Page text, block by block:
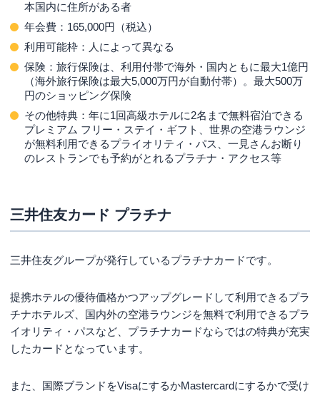
本国内に住所がある者
年会費：165,000円（税込）
利用可能枠：人によって異なる
保険：旅行保険は、利用付帯で海外・国内ともに最大1億円
（海外旅行保険は最大5,000万円が自動付帯）。最大500万
円のショッピング保険
その他特典：年に1回高級ホテルに2名まで無料宿泊できる
プレミアム フリー・ステイ・ギフト、世界の空港ラウンジ
が無料利用できるプライオリティ・パス、一見さんお断り
のレストランでも予約がとれるプラチナ・アクセス等
三井住友カード プラチナ
三井住友グループが発行しているプラチナカードです。
提携ホテルの優待価格かつアップグレードして利用できるプラ
チナホテルズ、国内外の空港ラウンジを無料で利用できるプラ
イオリティ・パスなど、プラチナカードならではの特典が充実
したカードとなっています。
また、国際ブランドをVisaにするかMastercardにするかで受け